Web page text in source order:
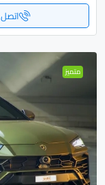
اتصل
متميز